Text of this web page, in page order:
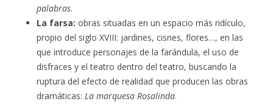
palabras.
La farsa: obras situadas en un espacio más ridículo,
propio del siglo XVIII: jardines, cisnes, flores…, en las
que introduce personajes de la farándula, el uso de
disfraces y el teatro dentro del teatro, buscando la
ruptura del efecto de realidad que producen las obras
dramáticas: La marquesa Rosalinda.